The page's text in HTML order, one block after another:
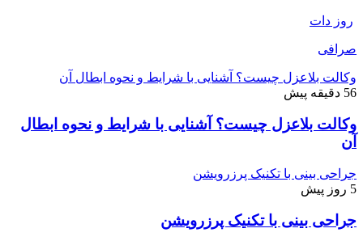
روز دات
صرافی
وکالت بلاعزل چیست؟ آشنایی با شرایط و نحوه ابطال آن
56 دقیقه پیش
وکالت بلاعزل چیست؟ آشنایی با شرایط و نحوه ابطال
آن
جراحی بینی با تکنیک پرزرویشن
5 روز پیش
جراحی بینی با تکنیک پرزرویشن